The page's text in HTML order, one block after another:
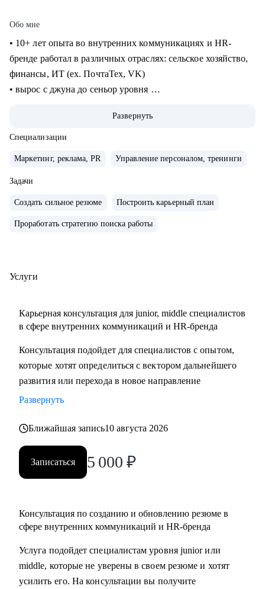
Обо мне
• 10+ лет опыта во внутренних коммуникациях и HR-
бренде работал в различных отраслях: сельское хозяйство,
финансы, ИТ (ех. ПочтаТех, VK)
• вырос с джуна до сеньор уровня
компаниях с нуля, создавал и внедрял EVP, и новые
концепции бренда работодателя
человек для внешних и внутренних участников
• сейчас развиваю бренд работодателя в лидере HR-tech
России.
развития HR-бренда
• сформулировать карьерную цель и разработать план для
необходимые для достижения этой цели
внутренних коммуникаций, HR-бренда или
корпоративного event-менеджера, особенно в ИТ-сферу
• подготовить или переработать кейсы для поиска работы
• разработать стратегию поиска работы или роста внутри
• помочь разобраться с нюансами работы по этим
направлениями и с тем, как это устроено в различных
компаниях и отраслях
• проанализировать ваше текущее резюме и дать советы
• специалистам, которые хотят развиваться в сфере
мероприятий, комьюнити-менеджмента
• тем, кто хочет сменить карьерный трек и перейти во
внутриком, HR-бренд и корпоративный ивент
Развернуть
Специализации
Маркетинг, реклама, PR Управление персоналом, тренинги
Задачи
Создать сильное резюме Построить карьерный план
Проработать стратегию поиска работы
Услуги
Карьерная консультация для junior, middle специалистов
в сфере внутренних коммуникаций и HR-бренда
Консультация подойдет для специалистов с опытом,
которые хотят определиться с вектором дальнейшего
развития или перехода в новое направление
Развернуть
Ближайшая запись10 августа 2026
Записаться 5 000 ₽
Консультация по созданию и обновлению резюме в
сфере внутренних коммуникаций и HR-бренда
Услуга подойдет специалистам уровня junior или
middle, которые не уверены в своем резюме и хотят
усилить его. На консультации вы получите